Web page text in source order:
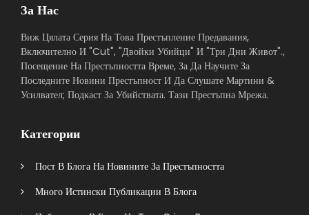
За Нас
Виж Цялата Серия На Това Престъпление Предавания,
Включително И "Cut", "Двойки Убийци" И "Три Дни Живот".,
Посещение На Престъпността Време, За Да Научите За
Последните Новини Престъпност И Да Слушате Мартини &
Усилвател; Подкаст За Убийствата. Тази Престъпна Мрежа.
Категории
Пост В Блога На Новините За Престъпността
Много Истински Публикации В Блога